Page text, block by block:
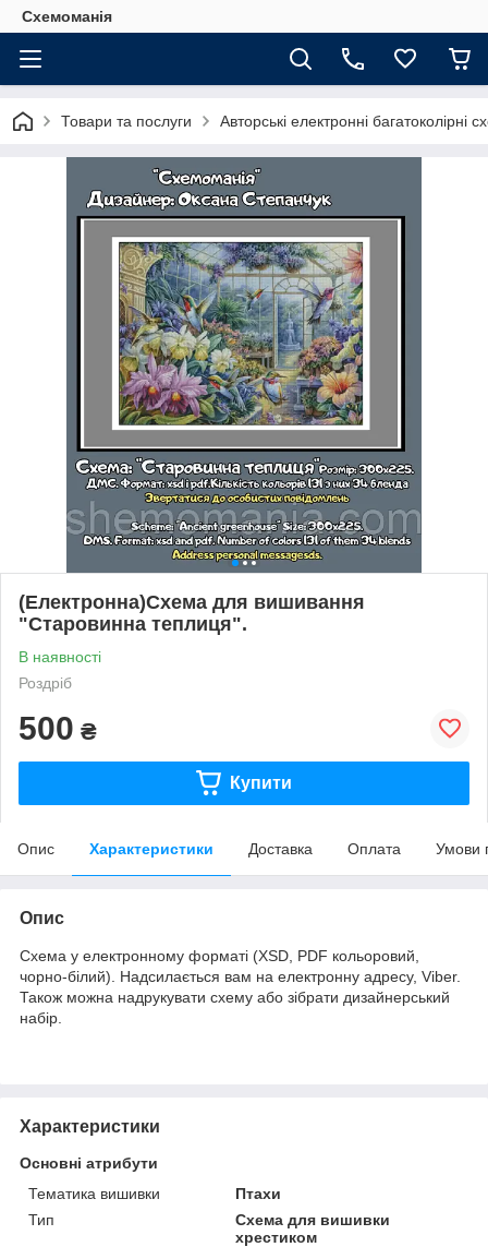
Схемоманія
Товари та послуги Авторські електронні
(Електронна)Схема для вишивання
"Старовинна теплиця".
В наявності
Роздріб
500 ₴
Купити
Опис Характеристики Доставка Оплата Умови
Опис
Схема у електронному форматі (XSD, PDF кольоровий,
чорно-білий). Надсилається вам на електронну адресу, Viber.
Також можна надрукувати схему або зібрати дизайнерський
набір.
Характеристики
Основні атрибути
Тематика вишивки
Птахи
Тип
Схема для вишивки
хрестиком